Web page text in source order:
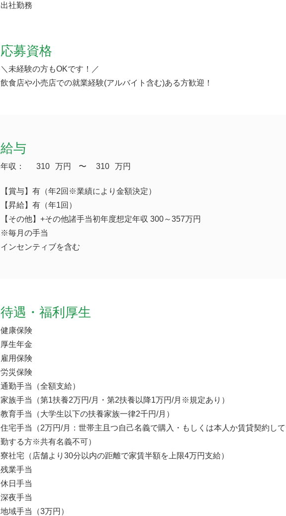
出社勤務
応募資格
＼未経験の方もOKです！／
飲食店や小売店での就業経験(アルバイト含む)ある方歓迎！
給与
年収： 310 万円 ​〜 310 万円
【賞与】有（年2回※業績により金額決定）
【昇給】有（年1回）
【その他】+その他諸手当初年度想定年収 300～357万円
※毎月の手当
インセンティブを含む
待遇・福利厚生
健康保険
厚生年金
雇用保険
労災保険
通勤手当（全額支給）
家族手当（第1扶養2万円/月・第2扶養以降1万円/月※規定あり）
教育手当（大学生以下の扶養家族一律2千円/月）
住宅手当（2万円/月：世帯主且つ自己名義で購入・もしくは本人か賃貸契約し
勤する方※共有名義不可）
寮社宅（店舗より30分以内の距離で家賃半額を上限4万円支給）
残業手当
休日手当
深夜手当
地域手当（3万円）